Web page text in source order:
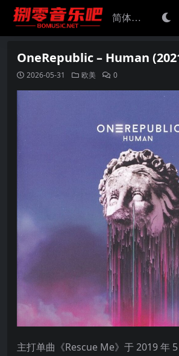
OneRepublic – Human
2026-05-31 欧美 0
主打单曲《Rescue Me》于 2019 年 5